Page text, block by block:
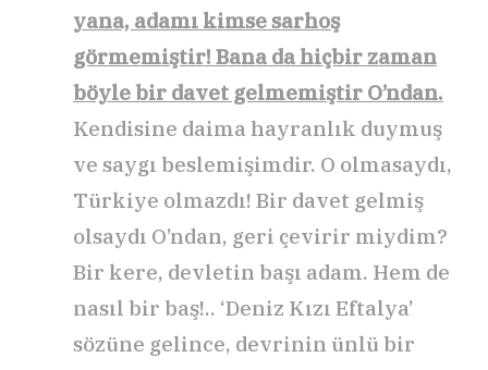
yana, adamı kimse sarhoş
görmemiştir! Bana da hiçbir zaman
böyle bir davet gelmemiştir O’ndan.
Kendisine daima hayranlık duymuş
ve saygı beslemişimdir. O olmasaydı,
Türkiye olmazdı! Bir davet gelmiş
olsaydı O’ndan, geri çevirir miydim?
Bir kere, devletin başı adam. Hem de
nasıl bir baş!.. ‘Deniz Kızı Eftalya’
sözüne gelince, devrinin ünlü bir